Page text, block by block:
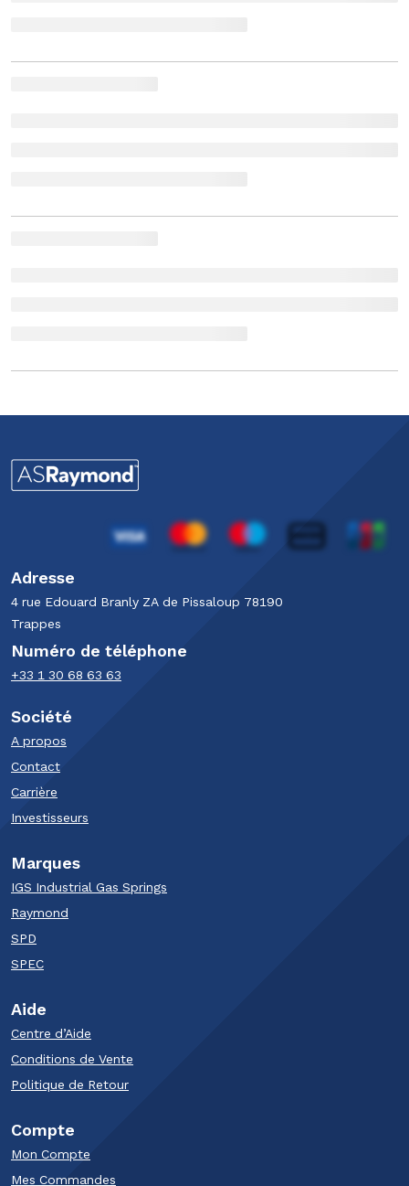
Adresse
4 rue Edouard Branly​ ZA de Pissaloup​ 78190
Trappes​
Numéro de téléphone
+33 1 30 68 63 63​
Société
A propos
Contact
Carrière
Investisseurs
Marques
IGS Industrial Gas Springs
Raymond
SPD
SPEC
Aide
Centre d’Aide
Conditions de Vente
Politique de Retour
Compte
Mon Compte
Mes Commandes